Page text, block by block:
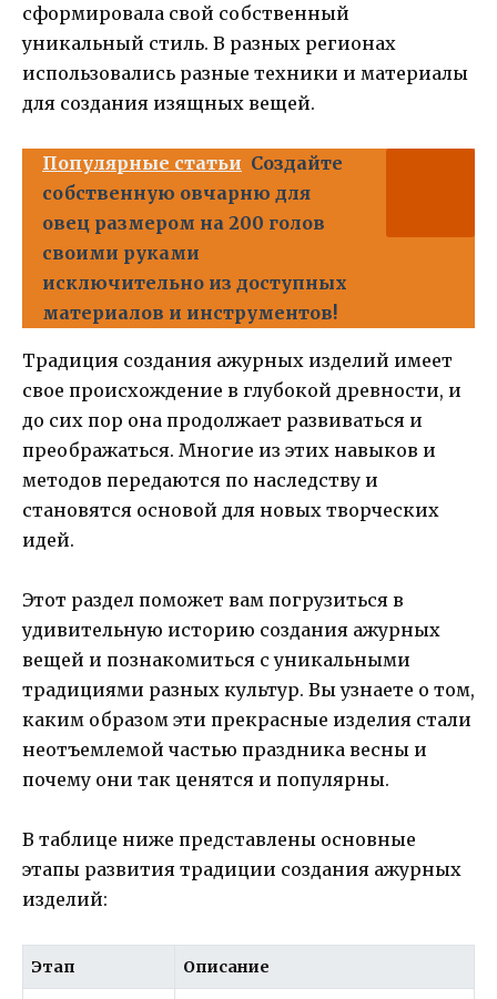
сформировала свой собственный
уникальный стиль. В разных регионах
использовались разные техники и материалы
для создания изящных вещей.
Популярные статьи Создайте
собственную овчарню для
овец размером на 200 голов
своими руками
исключительно из доступных
материалов и инструментов!
Традиция создания ажурных изделий имеет
свое происхождение в глубокой древности, и
до сих пор она продолжает развиваться и
преображаться. Многие из этих навыков и
методов передаются по наследству и
становятся основой для новых творческих
идей.
Этот раздел поможет вам погрузиться в
удивительную историю создания ажурных
вещей и познакомиться с уникальными
традициями разных культур. Вы узнаете о том,
каким образом эти прекрасные изделия стали
неотъемлемой частью праздника весны и
почему они так ценятся и популярны.
В таблице ниже представлены основные
этапы развития традиции создания ажурных
изделий:
Этап Описание